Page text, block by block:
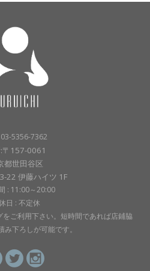
03-5356-7362
〒157-0061
都世田谷区
22 伊藤ハイツ 1F
: 11:00～20:00
日 : 不定休
ご利用下さい。短時間であれば店鋪脇
み下ろしが可能です。